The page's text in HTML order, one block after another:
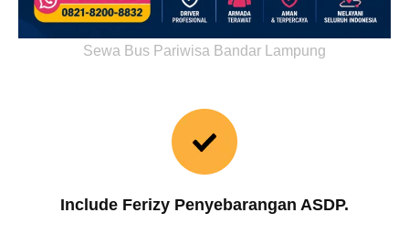
Sewa Bus Pariwisa Bandar Lampung
Include Ferizy Penyebarangan ASDP.